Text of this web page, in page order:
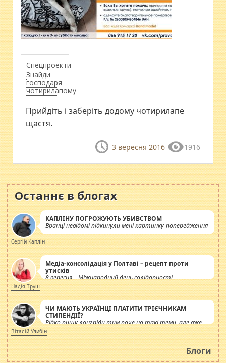
Спецпроекти
Знайди
господаря
чотирилапому
Прийдіть і заберіть додому чотирилапе
щастя.
3 вересня 2016 1916
Останнє в блогах
КАПЛІНУ ПОГРОЖУЮТЬ УБИВСТВОМ
Вранці невідомі підкинули мені картинку-попередження
Сергій Каплін
Медіа-консолідація у Полтаві – рецепт проти
утисків
8 вересня – Міжнародний день солідарності
журналістів.
Надія Труш
ЧИ МАЮТЬ УКРАЇНЦІ ПЛАТИТИ ТРІЄЧНИКАМ
СТИПЕНДІЇ?
Рідко пишу лонгріди тим паче на такі теми, але вже
просто дістало! Обурюють сьогоднішні інсенуації
навколо стипендіального питання. Штучно
роздувається ще одна соціальна катастрофа.
Віталій Улибін
Блоги